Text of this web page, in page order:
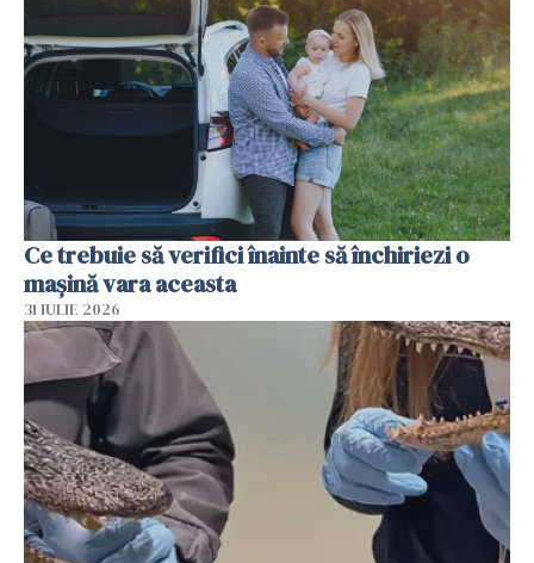
Ce trebuie să verifici înainte să închiriezi o
mașină vara aceasta
31 IULIE 2026